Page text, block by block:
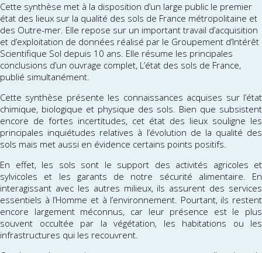
Cette synthèse met à la disposition d’un large public le premier
état des lieux sur la qualité des sols de France métropolitaine et
des Outre-mer. Elle repose sur un important travail d’acquisition
et d’exploitation de données réalisé par le Groupement d’Intérêt
Scientifique Sol depuis 10 ans. Elle résume les principales
conclusions d’un ouvrage complet, L’état des sols de France,
publié simultanément.
Cette synthèse présente les connaissances acquises sur l’état
chimique, biologique et physique des sols. Bien que subsistent
encore de fortes incertitudes, cet état des lieux souligne les
principales inquiétudes relatives à l’évolution de la qualité des
sols mais met aussi en évidence certains points positifs.
En effet, les sols sont le support des activités agricoles et
sylvicoles et les garants de notre sécurité alimentaire. En
interagissant avec les autres milieux, ils assurent des services
essentiels à l’Homme et à l’environnement. Pourtant, ils restent
encore largement méconnus, car leur présence est le plus
souvent occultée par la végétation, les habitations ou les
infrastructures qui les recouvrent.